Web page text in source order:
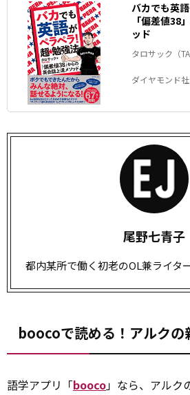
バカでも英
「偏差値38
ッド
タロサック（
ダイヤモンド社
尾野七青子
都内某所で働く初老のOL兼ライター
boocoで読める！アルクの
語学アプリ「booco」なら、アルク